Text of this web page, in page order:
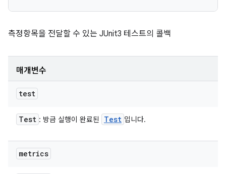
측정항목을 전달할 수 있는 JUnit3 테스트의 콜백
매개변수
test
Test : 방금 실행이 완료된 Test 입니다.
metrics